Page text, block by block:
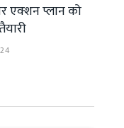
एक्शन प्लान को